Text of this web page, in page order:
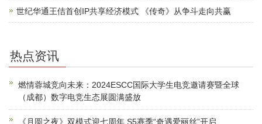
世纪华通王佶首创IP共享经济模式 《传奇》从争斗走向共赢
热点资讯
燃情蓉城竞向未来：2024ESCC国际大学生电竞邀请赛暨全球
（成都）数字电竞生态展圆满盛放
《月圆之夜》双模式迎七周年 S5赛季“奇遇爱丽丝”开启